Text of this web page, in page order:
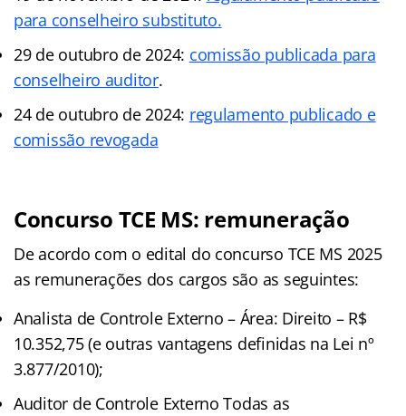
para conselheiro substituto.
29 de outubro de 2024: comissão publicada para
conselheiro auditor.
24 de outubro de 2024: regulamento publicado e
comissão revogada
Concurso TCE MS: remuneração
De acordo com o edital do concurso TCE MS 2025
as remunerações dos cargos são as seguintes:
Analista de Controle Externo – Área: Direito – R$
10.352,75 (e outras vantagens definidas na Lei nº
3.877/2010);
Auditor de Controle Externo Todas as